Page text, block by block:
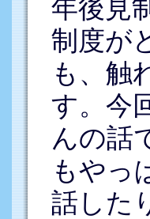
年後見
制度が
も、触
す。今
んの話
もやっ
話した